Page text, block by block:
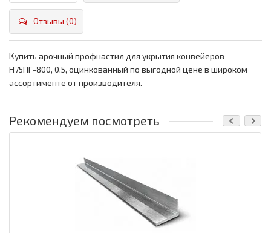
Отзывы (0)
Купить арочный профнастил для укрытия конвейеров
Н75ПГ-800, 0,5, оцинкованный по выгодной цене в широком
ассортименте от производителя.
Рекомендуем посмотреть